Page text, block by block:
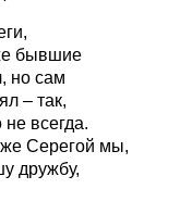
бывшие
но сам
– так,
не всегда.
же Серегой мы,
дружбу,